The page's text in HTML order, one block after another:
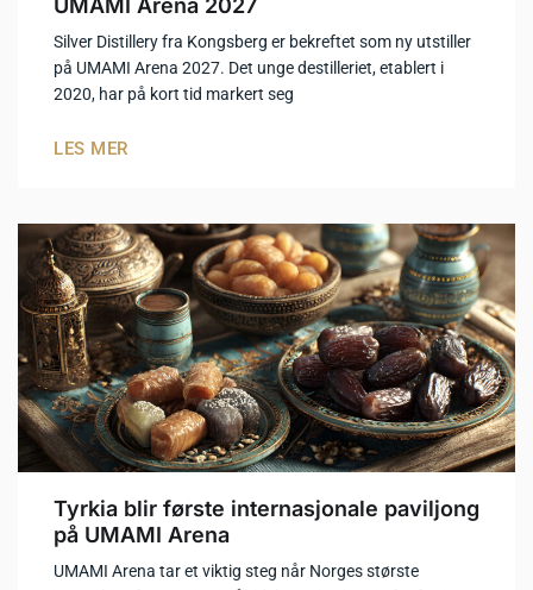
UMAMI Arena 2027
Silver Distillery fra Kongsberg er bekreftet som ny utstiller
på UMAMI Arena 2027. Det unge destilleriet, etablert i
2020, har på kort tid markert seg
LES MER
Tyrkia blir første internasjonale paviljong
på UMAMI Arena
UMAMI Arena tar et viktig steg når Norges største